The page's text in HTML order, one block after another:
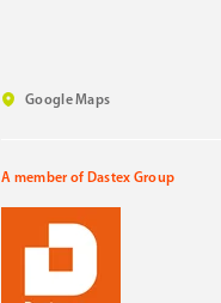
Google Maps
A member of Dastex Group